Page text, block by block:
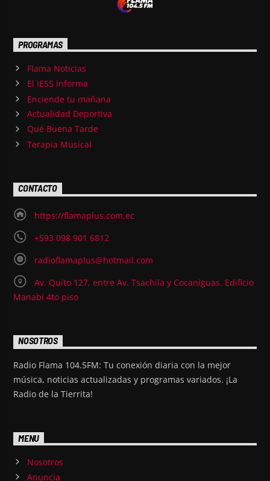
PROGRAMAS
Flama Noticias
El IESS informa
Enciende tu mañana
Actualidad Deportiva
Qué Buena Tarde
Terapia Musical
CONTACTO
https://flamaplus.com.ec
+593 098 901 6812
radioflamaplus@hotmail.com
Av. Quito 127, entre Av. Tsachila y Cocaniguas. Edificio
Manabí 4to piso
NOSOTROS
Radio Flama 104.5FM: Tu conexión diaria con la mejor
música, noticias actualizadas y programas variados. ¡La
Radio de la Tierrita!
MENU
Nosotros
Anuncia